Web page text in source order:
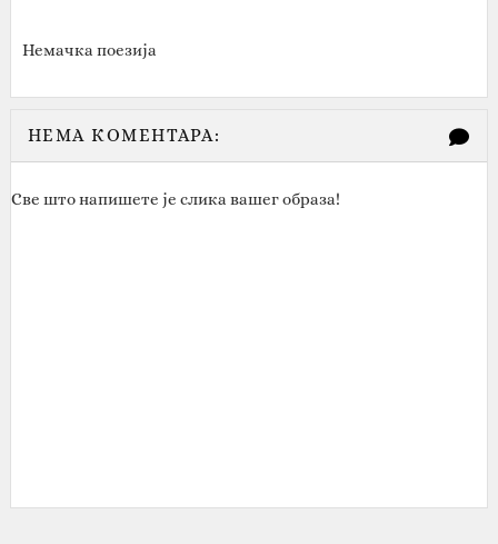
Немачка поезија
НЕМА КОМЕНТАРА:
Све што напишете је слика вашег образа!